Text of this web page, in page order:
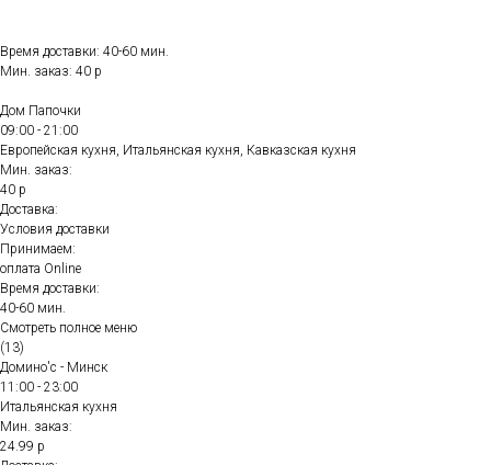
Время доставки: 40-60 мин.
Мин. заказ: 40 р
Дом Папочки
09:00 - 21:00
Европейская кухня, Итальянская кухня, Кавказская кухня
Мин. заказ:
40 р
Доставка:
Условия доставки
Принимаем:
оплата Online
Время доставки:
40-60 мин.
Смотреть полное меню
(13)
Домино'с - Минск
11:00 - 23:00
Итальянская кухня
Мин. заказ:
24.99 р